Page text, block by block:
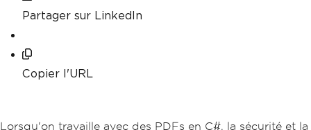
Partager sur LinkedIn
Copier l'URL
Lorsqu'on travaille avec des PDFs en C#, la sécurité et la